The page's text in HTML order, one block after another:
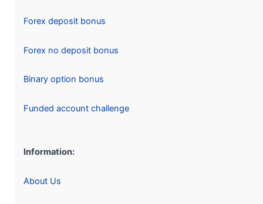
Forex deposit bonus
Forex no deposit bonus
Binary option bonus
Funded account challenge
Information:
About Us